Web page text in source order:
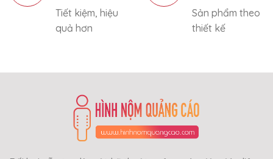
Tiết kiệm, hiệu
quả hơn
Sản phẩm theo
thiết kế